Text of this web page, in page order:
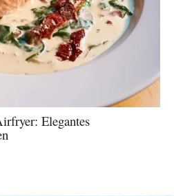
Elegantes